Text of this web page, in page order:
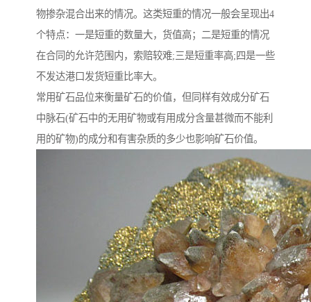
物掺杂混合出来的情况。这类短重的情况一般会呈现出4
个特点：一是短重的数量大，货值高；二是短重的情况
在合同的允许范围内，索赔较难;三是短重率高;四是一些
不发达港口发货短重比率大。
常用矿石品位来衡量矿石的价值，但同样有效成分矿石
中脉石(矿石中的无用矿物或有用成分含量甚微而不能利
用的矿物)的成分和有害杂质的多少也影响矿石价值。